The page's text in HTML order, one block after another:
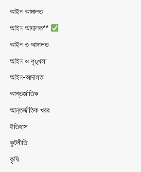
আইন আদালত
আইন আদালত**
আইন ও আদালত
আইন ও শৃঙ্খলা
আইন-আদালত
আন্তর্জাতিক
আন্তর্জাতিক খবর
ইতিহাস
কূটনীতি
কৃষি